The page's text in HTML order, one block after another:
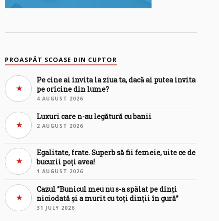
PROASPĂT SCOASE DIN CUPTOR
Pe cine ai invita la ziua ta, dacă ai putea invita
pe oricine din lume?
4 AUGUST 2026
Luxuri care n-au legătură cu banii
2 AUGUST 2026
Egalitate, frate. Superb să fii femeie, uite ce de
bucurii poți avea!
1 AUGUST 2026
Cazul ”Bunicul meu nu s-a spălat pe dinți
niciodată și a murit cu toți dinții în gură”
31 JULY 2026